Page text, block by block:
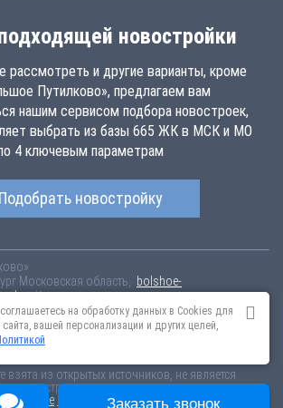
новостройки
рассмотреть и другие варианты, кроме
Путилково», предлагаем вам
нашим сервисом подбора новостроек,
выбрать из базы 665 ЖК в МСК и МО
4 ключевым параметрам
Подобрать новостройку
Московская область,
bolshoe-
Купить квартиру в новом жилом комплексе
от «Группа «Самолет»» в Красногорском
планировок от 6.63 млн рублей!
взята из открытых источников, не является
распространяется для ознакомления.
Соглашение о размещении
на обработку данных в Cookies для
вашей персонализации и других целей,
Заказать звонок